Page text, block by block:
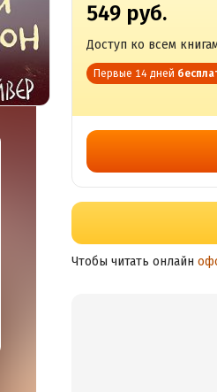
549 руб.
Доступ ко всем
Первые 14 дней
Чтобы читать онлайн